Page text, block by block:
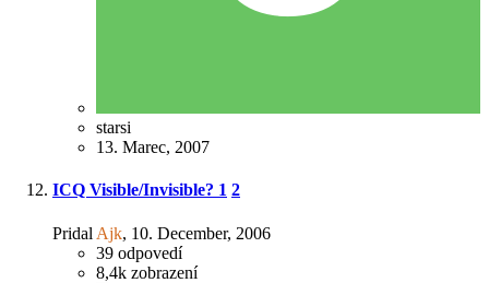
starsi
13. Marec, 2007
ICQ Visible/Invisible? 1 2
Pridal Ajk, 10. December, 2006
39 odpovedí
8,4k zobrazení